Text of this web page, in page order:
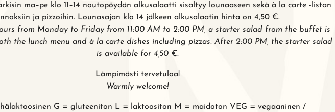
ma–pe klo 11–14 noutopöydän alkusalaatti sisältyy lounaaseen sekä à la carte -listan
ja pizzoihin. Lounasajan klo 14 jälkeen alkusalaatin hinta on 4,50 €.
from Monday to Friday from 11:00 AM to 2:00 PM , a starter salad from the buffet is
the lunch menu and à la carte dishes including pizzas. After 2:00 PM, the starter salad
is available for 4,50 €.
Lämpimästi tervetuloa!
Warmly welcome!
G = gluteeniton L = laktoositon M = maidoton VEG = vegaaninen /